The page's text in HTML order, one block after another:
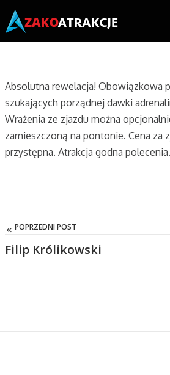
Do Blogu
Absolutna rewelacja! Obowiązkowa
szukających porządnej dawki
Wrażenia ze zjazdu można
zamieszczoną na pontonie. Cena za
przystępna. Atrakcja godna polecenia.
POPRZEDNI POST
Filip Królikowski